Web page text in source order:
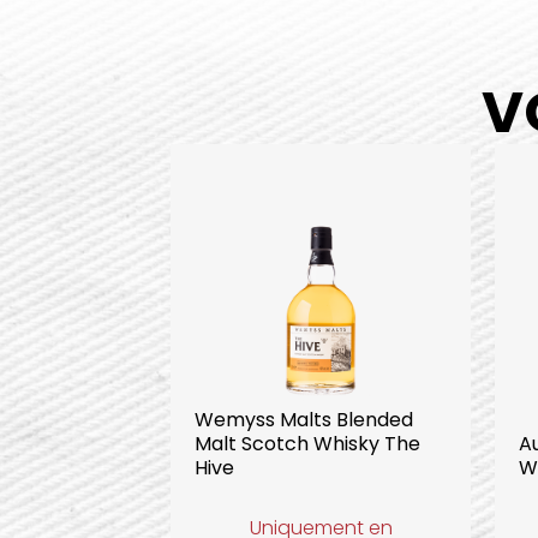
Wemyss Malts Blended
Malt Scotch Whisky The
Hive
Uniquement en